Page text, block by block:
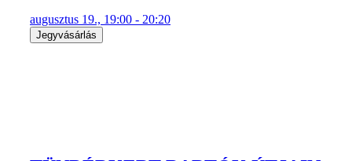
augusztus 19., 19:00 - 20:20
Jegyvásárlás